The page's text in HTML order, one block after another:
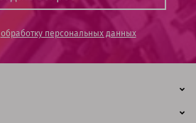
обработку персональных данных